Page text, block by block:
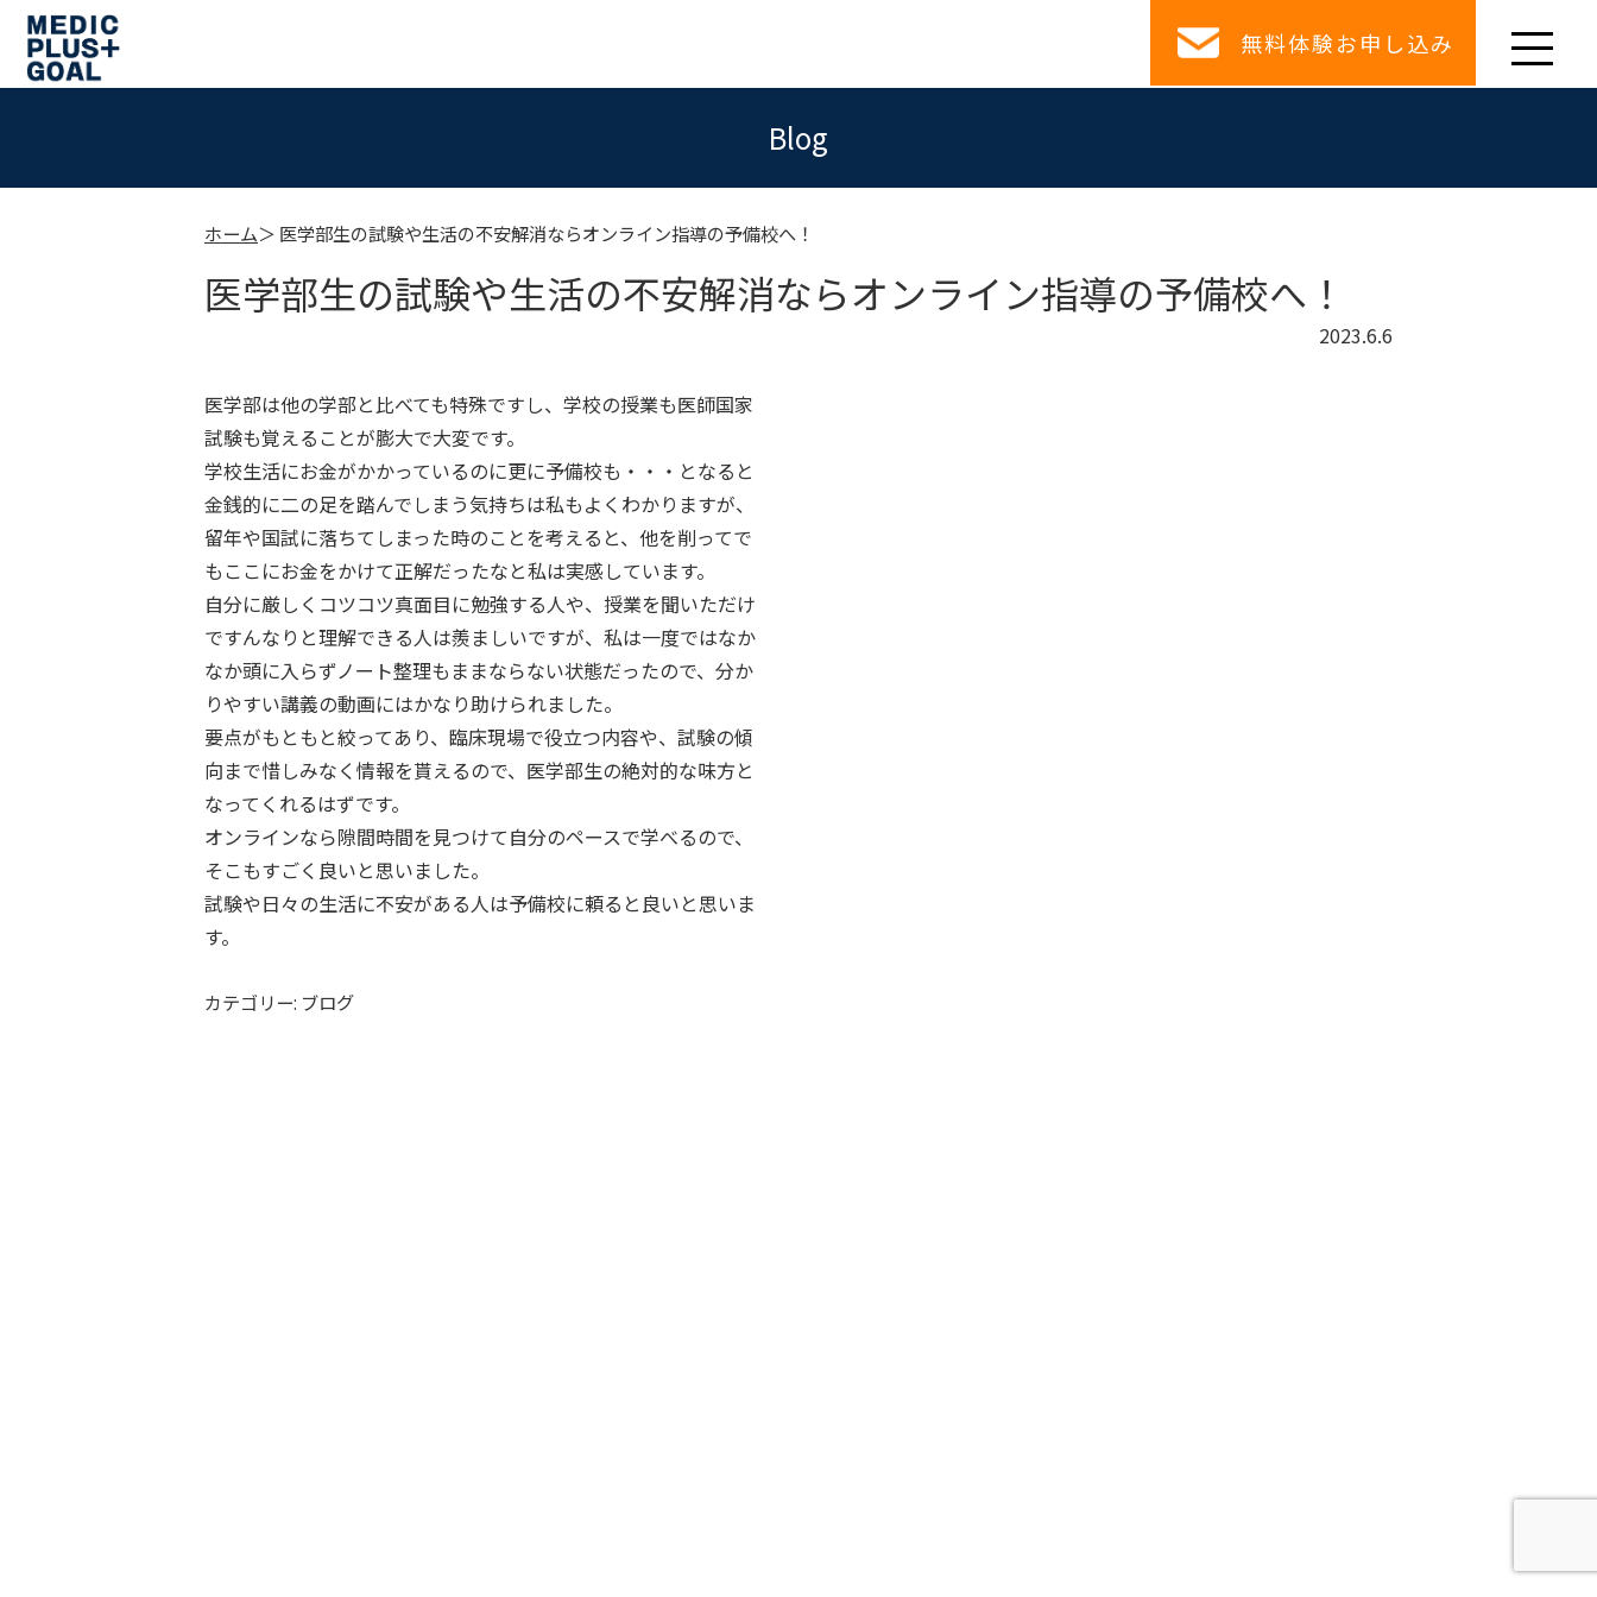
無料体験お申し込み
Blog
ホーム 医学部生の試験や生活の不安解消ならオンライン指導の予備校へ！
医学部生の試験や生活の不安解消ならオンライン指導の予備校へ！
2023.6.6
医学部は他の学部と比べても特殊ですし、学校の授業も医師国家
試験も覚えることが膨大で大変です。
学校生活にお金がかかっているのに更に予備校も・・・となると
金銭的に二の足を踏んでしまう気持ちは私もよくわかりますが、
留年や国試に落ちてしまった時のことを考えると、他を削ってで
もここにお金をかけて正解だったなと私は実感しています。
自分に厳しくコツコツ真面目に勉強する人や、授業を聞いただけ
ですんなりと理解できる人は羨ましいですが、私は一度ではなか
なか頭に入らずノート整理もままならない状態だったので、分か
りやすい講義の動画にはかなり助けられました。
要点がもともと絞ってあり、臨床現場で役立つ内容や、試験の傾
向まで惜しみなく情報を貰えるので、医学部生の絶対的な味方と
なってくれるはずです。
オンラインなら隙間時間を見つけて自分のペースで学べるので、
そこもすごく良いと思いました。
試験や日々の生活に不安がある人は予備校に頼ると良いと思いま
す。
カテゴリー: ブログ